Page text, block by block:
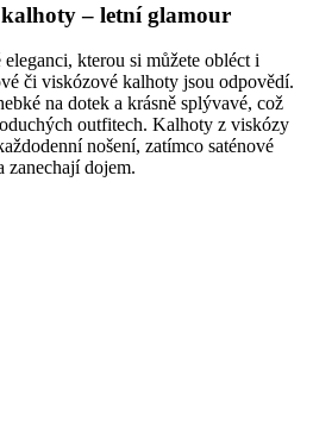
kalhoty – letní glamour
kterou si můžete obléct i
či viskózové kalhoty jsou odpovědí.
na dotek a krásně splývavé, což
outfitech. Kalhoty z viskózy
nošení, zatímco saténové
zanechají dojem.